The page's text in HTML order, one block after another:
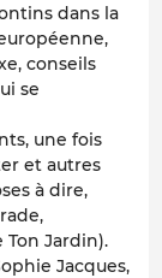
dans la
conseils
se
une fois
et autres
à dire,
Jardin).
Jacques,